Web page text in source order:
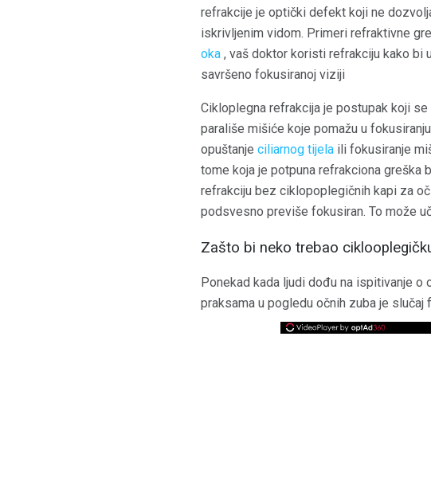
refrakcije je optički defekt koji ne
iskrivljenim vidom. Primeri refraktivne
oka , vaš doktor koristi refrakciju kako bi
savršeno fokusiranoj viziji
Cikloplegna refrakcija je postupak koji
parališe mišiće koje pomažu u
opuštanje ciliarnog tijela ili fokusiranje
tome koja je potpuna refrakciona greška
refrakciju bez ciklopoplegičnih kapi za
podsvesno previše fokusiran. To može
Zašto bi neko trebao
Ponekad kada ljudi dođu na ispitivanje
praksama u pogledu očnih zuba je slučaj